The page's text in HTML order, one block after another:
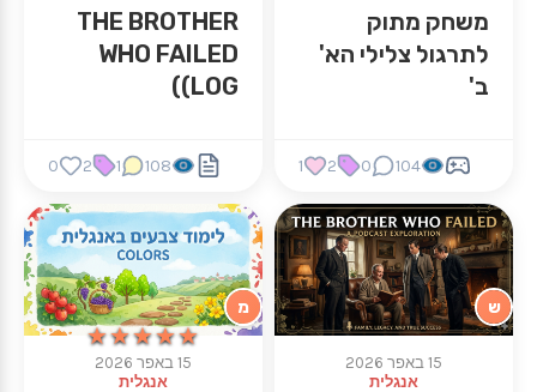
משחק מתוק
לתרגול צלילי הא'
ב'
104
0
2
1
THE BROTHER
WHO FAILED
(LOG)
108
1
2
0
ש
15 באפר 2026
אנגלית
★★★★★
★★★★★
מ
15 באפר 2026
אנגלית